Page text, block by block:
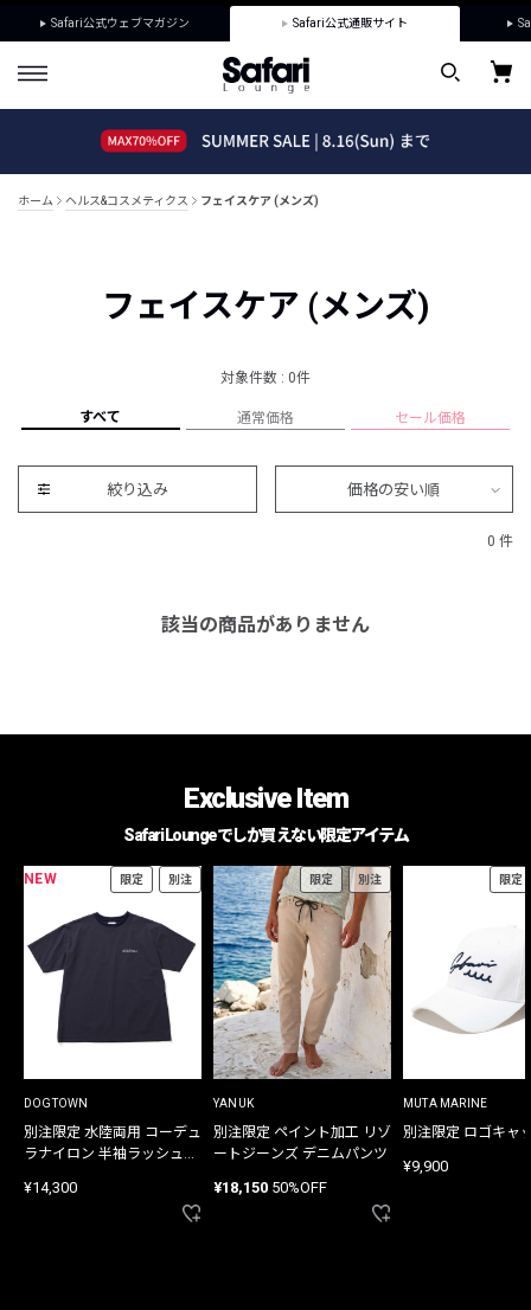
Safari公式ウェブマガジン Safari公式通販サイト
ホーム ヘルス&コスメティクス フェイスケア (メンズ)
フェイスケア (メンズ)
対象件数 : 0件
すべて 通常価格 セール価格
絞り込み 価格の安い順
0 件
該当の商品がありません
Exclusive Item
Safari Loungeでしか買えない限定アイテム
NEW 限定 別注
DOGTOWN
別注限定 水陸両用 コーデュ
ラナイロン 半袖ラッシュガ
¥14,300
限定 別注
YANUK
別注限定 ペイント加工 リゾ
ートジーンズ デニムパンツ
¥18,150 50%OFF
限定
MUTA MARINE
別注限定 ロゴキャ
¥9,900